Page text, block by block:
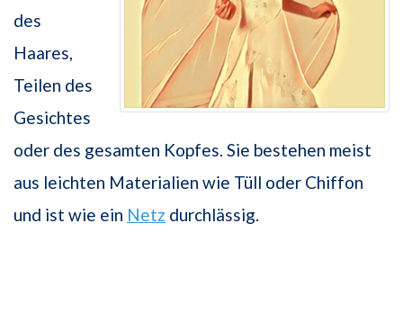
des
Haares,
Teilen des
Gesichtes
oder des gesamten Kopfes. Sie bestehen meist
aus leichten Materialien wie Tüll oder Chiffon
und ist wie ein Netz durchlässig.